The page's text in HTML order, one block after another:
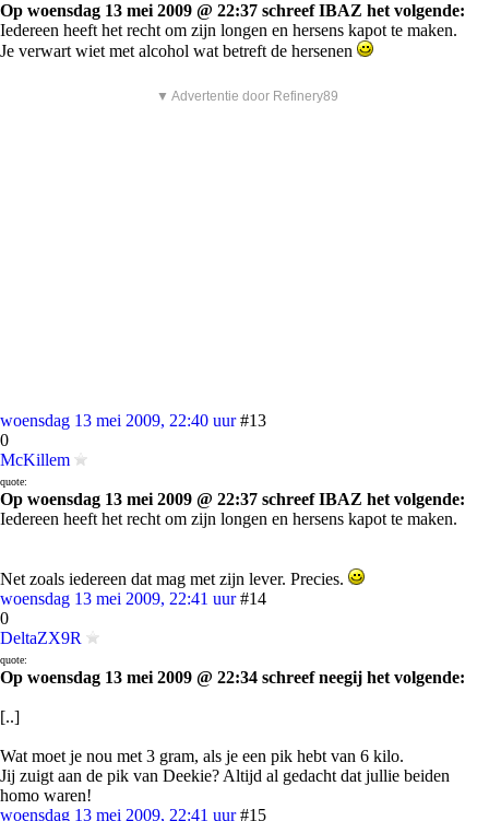
Op woensdag 13 mei 2009 @ 22:37 schreef IBAZ het volgende:
Iedereen heeft het recht om zijn longen en hersens kapot te maken.
Je verwart wiet met alcohol wat betreft de hersenen
▼ Advertentie door Refinery89
woensdag 13 mei 2009, 22:40 uur #13
0
McKillem
quote:
Op woensdag 13 mei 2009 @ 22:37 schreef IBAZ het volgende:
Iedereen heeft het recht om zijn longen en hersens kapot te maken.
Net zoals iedereen dat mag met zijn lever. Precies.
woensdag 13 mei 2009, 22:41 uur #14
0
DeltaZX9R
quote:
Op woensdag 13 mei 2009 @ 22:34 schreef neegij het volgende:
[..]
Wat moet je nou met 3 gram, als je een pik hebt van 6 kilo.
Jij zuigt aan de pik van Deekie? Altijd al gedacht dat jullie beiden
homo waren!
woensdag 13 mei 2009, 22:41 uur #15